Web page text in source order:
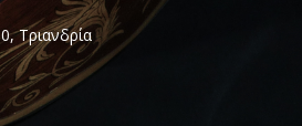
Τριανδρία